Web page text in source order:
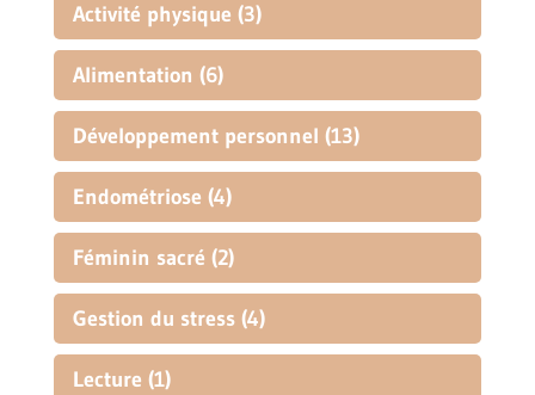
Activité physique (3)
Alimentation (6)
Développement personnel (13)
Endométriose (4)
Féminin sacré (2)
Gestion du stress(4)
Lecture (1)